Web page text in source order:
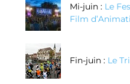
Mi-juin : Le
Film
Fin-juin : Le